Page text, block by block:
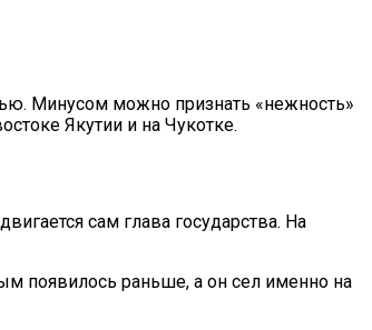
Минусом можно признать «нежность»
Якутии и на Чукотке.
сам глава государства. На
появилось раньше, а он сел именно на